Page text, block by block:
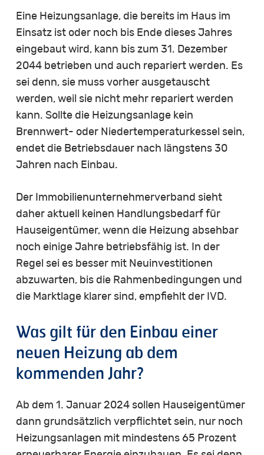
Eine Heizungsanlage, die bereits im Haus im
Einsatz ist oder noch bis Ende dieses Jahres
eingebaut wird, kann bis zum 31. Dezember
2044 betrieben und auch repariert werden. Es
sei denn, sie muss vorher ausgetauscht
werden, weil sie nicht mehr repariert werden
kann. Sollte die Heizungsanlage kein
Brennwert- oder Niedertemperaturkessel sein,
endet die Betriebsdauer nach längstens 30
Jahren nach Einbau.
Der Immobilienunternehmerverband sieht
daher aktuell keinen Handlungsbedarf für
Hauseigentümer, wenn die Heizung absehbar
noch einige Jahre betriebsfähig ist. In der
Regel sei es besser mit Neuinvestitionen
abzuwarten, bis die Rahmenbedingungen und
die Marktlage klarer sind, empfiehlt der IVD.
Was gilt für den Einbau einer
neuen Heizung ab dem
kommenden Jahr?
Ab dem 1. Januar 2024 sollen Hauseigentümer
dann grundsätzlich verpflichtet sein, nur noch
Heizungsanlagen mit mindestens 65 Prozent